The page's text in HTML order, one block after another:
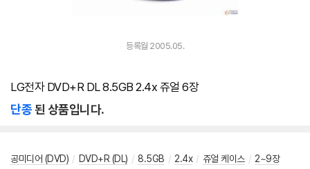
등록월 2005.05.
LG전자 DVD+R DL 8.5GB 2.4x 쥬얼 6장
단종된 상품입니다.
공미디어 (DVD) / DVD+R (DL) / 8.5GB / 2.4x / 쥬얼 케이스 / 2~9장